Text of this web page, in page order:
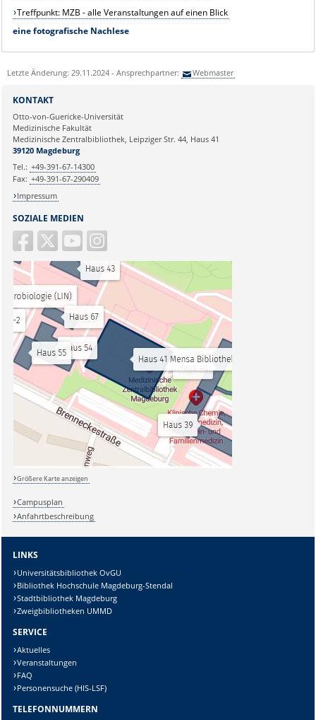
Treffpunkt: MZB - alle Veranstaltungen auf einen Blick
eine fotografische Nachlese
Letzte Änderung: 29.11.2024 - Ansprechpartner: Webmaster
SOZIALE MEDIEN
KONTAKT
Otto-von-Guericke-Universität
Medizinische Fakultät
Medizinische Zentralbibliothek, Leipziger Str. 44, Haus 41
39120 Magdeburg
Tel.: +49-391-67-14300
Fax: +49-391-67-290409
Impressum
Größere Karte anzeigen
Campusplan
Anfahrtbeschreibung
LINKS
Universitätsbibliothek OvGU
Bibliothek Hochschule Magdeburg-Stendal
Stadtbibliothek Magdeburg
Zweigbibliotheken UMMD
SERVICE
Aktuelles
Veranstaltungen
FAQ
Personensuche (HIS-LSF)
TELEFONNUMMERN